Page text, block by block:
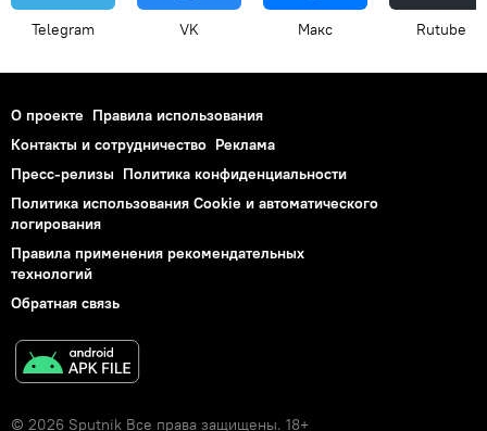
Telegram VK Макс Rutube
О проекте Правила использования
Контакты и сотрудничество Реклама
Пресс-релизы Политика конфиденциальности
Политика использования Cookie и автоматического
логирования
Правила применения рекомендательных
технологий
Обратная связь
© 2026 Sputnik Все права защищены. 18+